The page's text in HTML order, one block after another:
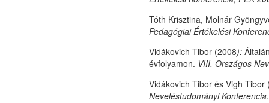
Tóth Krisztina, Molnár
Pedagógiai Értékelési
Vidákovich Tibor (2008):
évfolyamon. VIII. Országos
Vidákovich Tibor és Vigh
Neveléstudományi Konferencia